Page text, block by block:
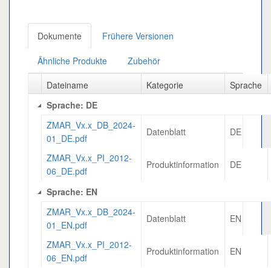
Dokumente Frühere Versionen
Ähnliche Produkte
Zubehör
Dateiname
Kategorie
Sprache
Sprache: DE
ZMAR_Vx.x_DB_2024-
01_DE.pdf
Datenblatt DE
ZMAR_Vx.x_PI_2012-
06_DE.pdf
Produktinformation DE
Sprache: EN
ZMAR_Vx.x_DB_2024-
01_EN.pdf
Datenblatt EN
ZMAR_Vx.x_PI_2012-
06_EN.pdf
Produktinformation EN